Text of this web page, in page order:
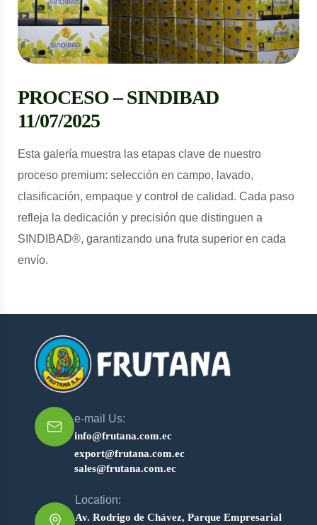
PROCESO – SINDIBAD
11/07/2025
Esta galería muestra las etapas clave de nuestro
proceso premium: selección en campo, lavado,
clasificación, empaque y control de calidad. Cada paso
refleja la dedicación y precisión que distinguen a
SINDIBAD®, garantizando una fruta superior en cada
envío.
info@frutana.com.ec
e-mail Us:
export@frutana.com.ec
sales@frutana.com.ec
Av. Rodrigo de Chávez, Parque Empresarial
Location: